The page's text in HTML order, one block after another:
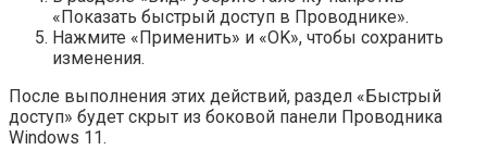
«Показать быстрый доступ в Проводнике».
Нажмите «Применить» и «OK», чтобы сохранить
изменения.
После выполнения этих действий, раздел «Быстрый
доступ» будет скрыт из боковой панели Проводника
Windows 11.